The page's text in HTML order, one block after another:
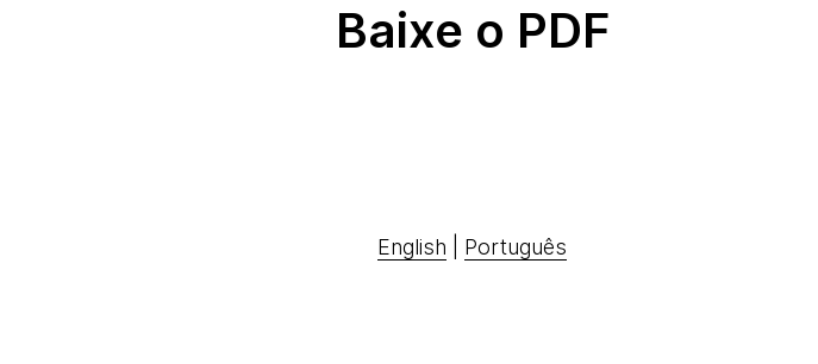
Baixe o PDF
English Português